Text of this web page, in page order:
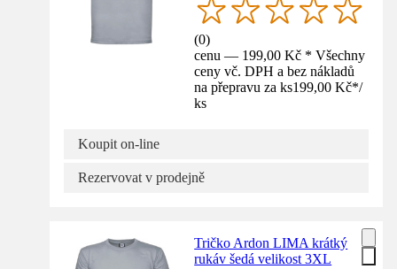
(0)
cenu — 199,00 Kč * Všechny
ceny vč. DPH a bez nákladů
na přepravu za ks199,00 Kč*/
ks
Koupit on-line
Rezervovat v prodejně
Tričko Ardon LIMA krátký
rukáv šedá velikost 3XL